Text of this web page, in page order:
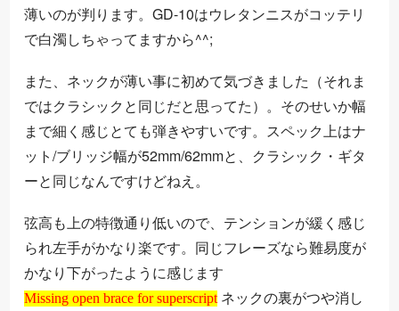
薄いのが判ります。GD-10はウレタンニスがコッテリ
で白濁しちゃってますから^^;
また、ネックが薄い事に初めて気づきました（それま
ではクラシックと同じだと思ってた）。そのせいか幅
まで細く感じとても弾きやすいです。スペック上はナ
ット/ブリッジ幅が52mm/62mmと、クラシック・ギタ
ーと同じなんですけどねえ。
弦高も上の特徴通り低いので、テンションが緩く感じ
られ左手がかなり楽です。同じフレーズなら難易度が
かなり下がったように感じます
Missing open brace for superscript
Missing open brace for superscript
ネックの裏がつや消し